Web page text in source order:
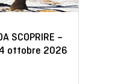
SCOPRIRE –
ottobre 2026